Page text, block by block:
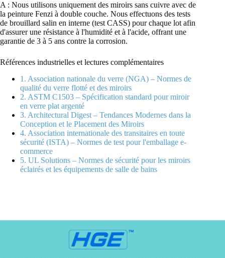
A : Nous utilisons uniquement des miroirs sans cuivre avec de
la peinture Fenzi à double couche. Nous effectuons des tests
de brouillard salin en interne (test CASS) pour chaque lot afin
d'assurer une résistance à l'humidité et à l'acide, offrant une
garantie de 3 à 5 ans contre la corrosion.
Références industrielles et lectures complémentaires
1. Association nationale du verre (NGA) – Normes de
qualité du verre flotté et des miroirs
2. ASTM C1503 – Spécification standard pour miroir
en verre plat argenté
3. Architectural Digest – Tendances Modernes dans la
Conception et le Placement des Miroirs
4. Association internationale des transitaires en toute
sécurité (ISTA) – Normes de test pour l'emballage e-
commerce
5. UL Solutions – Normes de sécurité pour les miroirs
éclairés et les équipements de salle de bains